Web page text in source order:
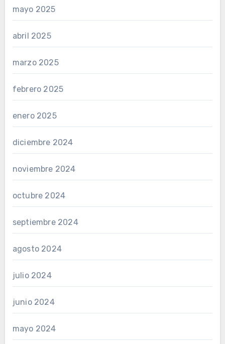
mayo 2025
abril 2025
marzo 2025
febrero 2025
enero 2025
diciembre 2024
noviembre 2024
octubre 2024
septiembre 2024
agosto 2024
julio 2024
junio 2024
mayo 2024